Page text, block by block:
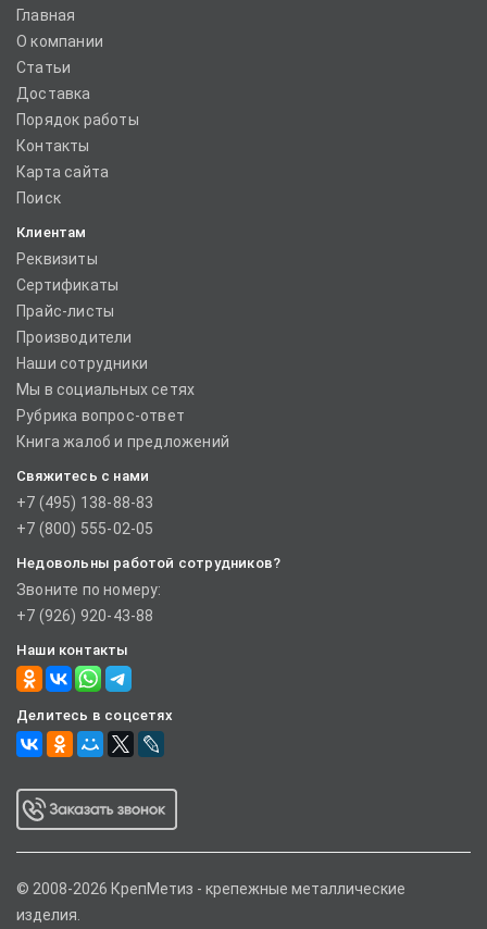
Главная
О компании
Статьи
Доставка
Порядок работы
Контакты
Карта сайта
Поиск
Клиентам
Реквизиты
Сертификаты
Прайс-листы
Производители
Наши сотрудники
Мы в социальных сетях
Рубрика вопрос-ответ
Книга жалоб и предложений
Свяжитесь с нами
+7 (495) 138-88-83
+7 (800) 555-02-05
Недовольны работой сотрудников?
Звоните по номеру:
+7 (926) 920-43-88
Наши контакты
Делитесь в соцсетях
© 2008-2026 КрепМетиз - крепежные металлические
изделия.